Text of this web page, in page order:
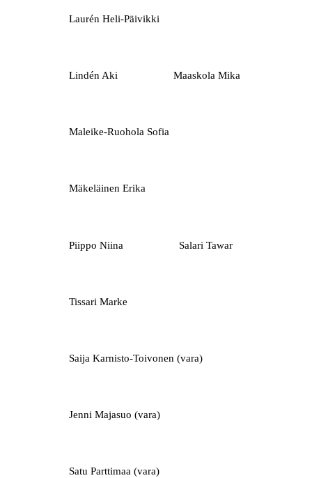
Laurén Heli-Päivikki
Lindén Aki Maaskola Mika
Maleike-Ruohola Sofia
Mäkeläinen Erika
Piippo Niina Salari Tawar
Tissari Marke
Saija Karnisto-Toivonen (vara)
Jenni Majasuo (vara)
Satu Parttimaa (vara)